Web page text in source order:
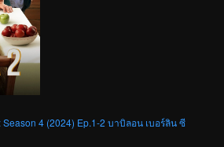
Season 4 (2024) Ep.1-2 บาบิลอน เบอร์ลิน ซี